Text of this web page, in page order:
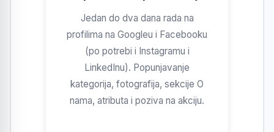
Jedan do dva dana rada na
profilima na Googleu i Facebooku
(po potrebi i Instagramu i
LinkedInu). Popunjavanje
kategorija, fotografija, sekcije O
nama, atributa i poziva na akciju.